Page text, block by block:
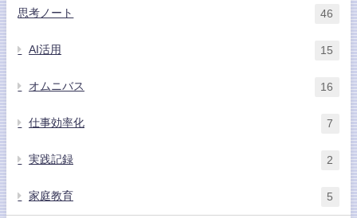
思考ノート 46
AI活用 15
オムニバス 16
仕事効率化 7
実践記録 2
家庭教育 5